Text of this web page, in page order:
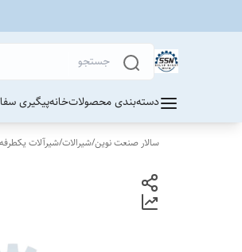
دسته‌بندی محصولاتخانهپیگیری
سالار صنعت نوین/شیرالات/شیرآلات یکطرفه